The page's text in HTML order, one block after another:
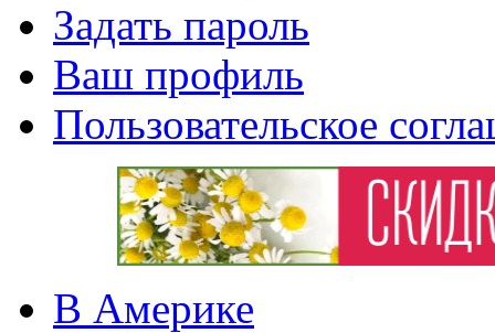
Задать пароль
Ваш профиль
Пользовательское
В Америке